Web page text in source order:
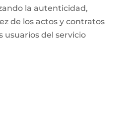
la autenticidad,
de los actos y contratos
usuarios del servicio